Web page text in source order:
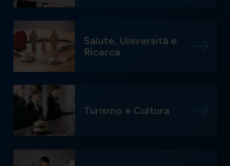
Salute, Università e
Ricerca
Turismo e Cultura